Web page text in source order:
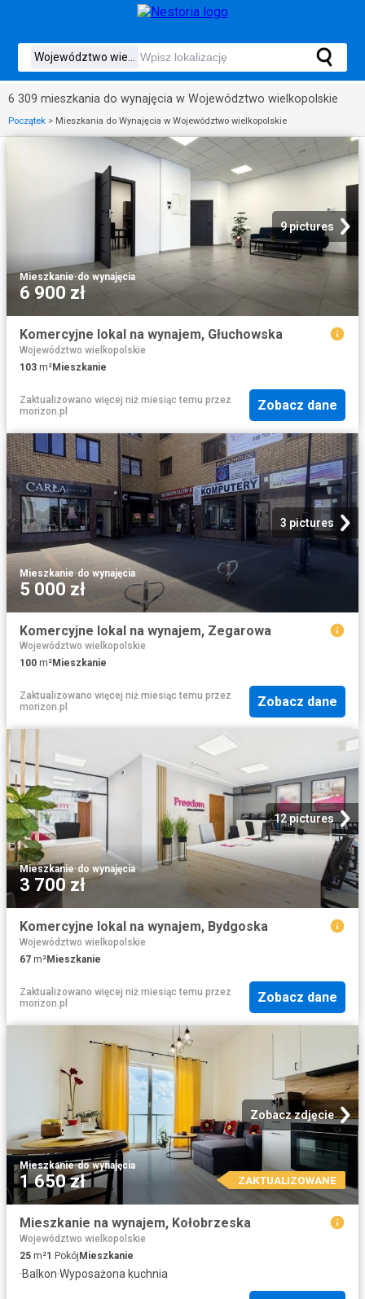
6 309 mieszkania do wynajęcia w Województwo wielkopolskie
Początek > Mieszkania do Wynajęcia w Województwo wielkopolskie
9 pictures
Mieszkanie·do wynajęcia
6 900 zł
Komercyjne lokal na wynajem, Głuchowska
Województwo wielkopolskie
103 m²Mieszkanie
Zaktualizowano więcej niż miesiąc temu przez
morizon.pl
Zobacz dane
3 pictures
Mieszkanie·do wynajęcia
5 000 zł
Komercyjne lokal na wynajem, Zegarowa
Województwo wielkopolskie
100 m²Mieszkanie
Zaktualizowano więcej niż miesiąc temu przez
morizon.pl
Zobacz dane
12 pictures
Mieszkanie·do wynajęcia
3 700 zł
Komercyjne lokal na wynajem, Bydgoska
Województwo wielkopolskie
67 m²Mieszkanie
Zaktualizowano więcej niż miesiąc temu przez
morizon.pl
Zobacz dane
Zobacz zdjęcie
Mieszkanie·do wynajęcia
1 650 zł ZAKTUALIZOWANE
Mieszkanie na wynajem, Kołobrzeska
Województwo wielkopolskie
25 m²1 PokójMieszkanie
·Balkon·Wyposażona kuchnia